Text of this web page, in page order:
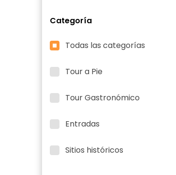
Categoría
Todas las categorías
Tour a Pie
Tour Gastronómico
Entradas
Sitios históricos